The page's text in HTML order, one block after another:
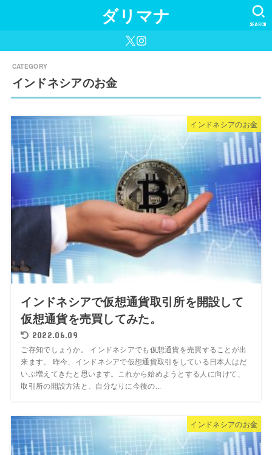
ダリマナ SEARCH
インドネシアのお金
インドネシアのお金
インドネシアで仮想通貨取引所を開設して
仮想通貨を売買してみた。
2022.06.09
ご存知でしょうか。 インドネシアでも仮想通貨を売買することが出
来ます。 昨今、インドネシアで仮想通貨取引をしている日本人はだ
いぶ増えてきたと思います。これから始めようとする人に向けて、
取引所の開設方法と、自分なりに今後の...
インドネシアのお金